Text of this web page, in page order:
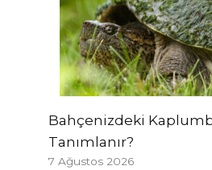
Bahçenizdeki
Tanımlanır?
7 Ağustos 2026